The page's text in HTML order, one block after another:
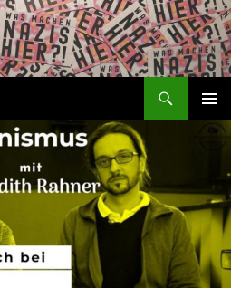
Springe
zum
Inhalt